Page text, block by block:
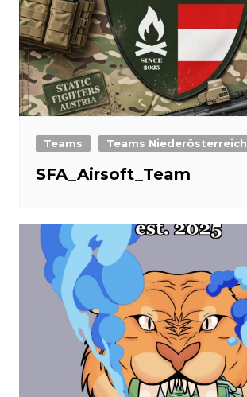
Teams Teams Niederösterreich
SFA_Airsoft_Team